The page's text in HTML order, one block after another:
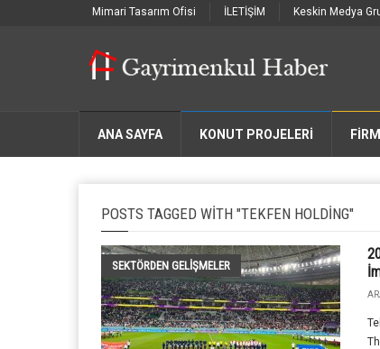
Mimari Tasarım Ofisi İLETİŞİM Keskin Medya
ANA SAYFA KONUT PROJELERİ
POSTS TAGGED WITH "TEKFEN HOLDING"
SEKTÖRDEN GELIŞMELER